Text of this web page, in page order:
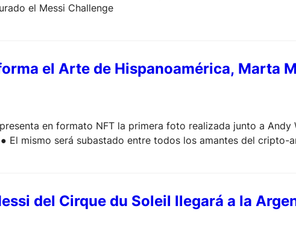
el Messi Challenge
el Arte de Hispanoamérica, Marta
en formato NFT la primera foto realizada junto a Andy
El mismo será subastado entre todos los amantes del cripto-
del Cirque du Soleil llegará a la